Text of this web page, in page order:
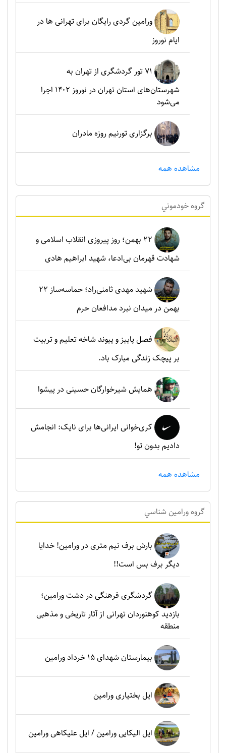
ورامین گردی رایگان برای تهرانی ها در
ایام نوروز
۷۱ تور گردشگری از تهران به
شهرستان‌های استان تهران در نوروز ۱۴۰۲ اجرا
می‌شود
برگزاری تورنیم روزه مادران
مشاهده همه
گروه خودموني
۲۲ بهمن؛ روز پیروزی انقلاب اسلامی و
شهادت قهرمان بی‌ادعا، شهید ابراهیم هادی
شهید مهدی ثامنی‌راد؛ حماسه‌ساز ۲۲
بهمن در میدان نبرد مدافعان حرم
فصل پاییز و پیوند شاخه تعلیم و تربیت
بر پیچک زندگی مبارک باد.
همایش شیرخوارگان حسینی در پیشوا
کری‌خوانی ایرانی‌ها برای نایک: انجامش
دادیم بدون تو!
مشاهده همه
گروه ورامين شناسي
بارش برف نیم متری در ورامین! خدایا
دیگر برف بس است!!
گردشگری فرهنگی در دشت ورامین؛
بازدید کوهنوردان تهرانی از آثار تاریخی و مذهبی
منطقه
بیمارستان شهدای 15 خرداد ورامین
ایل بختیاری ورامین
ایل الیکایی ورامین / ایل علیکاهی ورامین